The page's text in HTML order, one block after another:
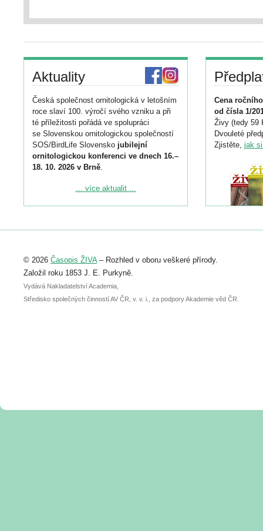
Aktuality
Česká společnost ornitologická v letošním
roce slaví 100. výročí svého vzniku a při
té příležitosti pořádá ve spolupráci
se Slovenskou ornitologickou společností
SOS/BirdLife Slovensko jubilejní
ornitologickou konferenci ve dnech 16.–
18. 10. 2026 v Brně.
Podrobnější informace ke konferenci
Registrovat se můžete do 6. září.
abstraktu přihlášené přednášky nebo
posteru je už 30. června.
... více aktualit ...
Cena
od čísla 1/
Živy (tedy 59
Dvouleté
Zjistěte, jak
© 2026 Časopis ŽIVA– Rozhled v oboru veškeré přírody.
Založil roku 1853 J. E. Purkyně.
Vydává Nakladatelství Academia,
Středisko společných činností AV ČR, v. v. i., za podpory Akademie věd ČR.